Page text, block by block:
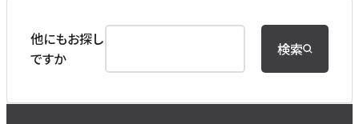
他にもお探し
ですか
検索